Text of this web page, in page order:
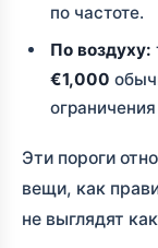
по частоте.
По воздуху:
€1,000
Эти пороги
вещи, как
не выглядят